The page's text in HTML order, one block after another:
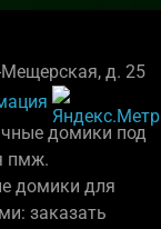
д. 25
домики под
пмж.
домики для
заказать